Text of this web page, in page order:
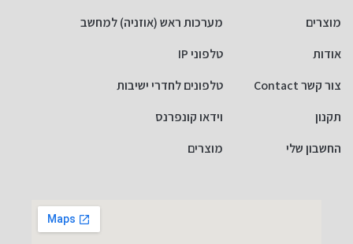
מוצרים
אודות
צור קשר Contact
תקנון
החשבון שלי
מערכות ראש (אוזניה) למחשב
טלפוני IP
טלפונים לחדרי ישיבות
וידאו קונפרנס
מוצרים